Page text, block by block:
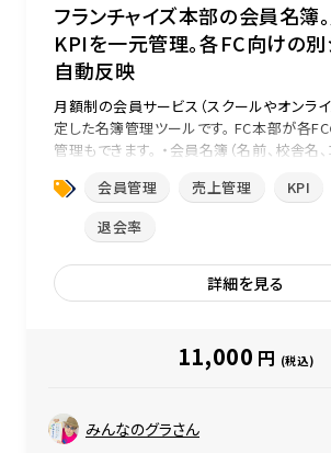
フランチャイズ本部の会員名簿
KPIを一元管理。各FC向けの別
自動反映
月額制の会員サービス（スクールやオンラ
定した名簿管理ツールです。 FC本部が各
管理もできます。 ・会員名簿（名前、校舎名
会員管理 売上管理 KPI
退会率
詳細を見る
11,000 円 (税込)
みんなのグラさん